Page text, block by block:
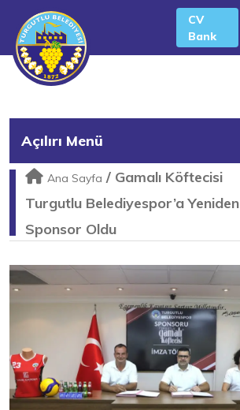
CV
Bank
Açılırı Menü
Ana Sayfa / Gamalı Köftecisi
Turgutlu Belediyespor’a Yeniden
Sponsor Oldu